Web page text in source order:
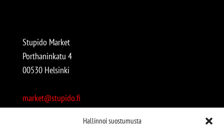
Hallinnoi suostumusta
Stupido Market
Porthaninkatu 4
00530 Helsinki
market@stupido.fi